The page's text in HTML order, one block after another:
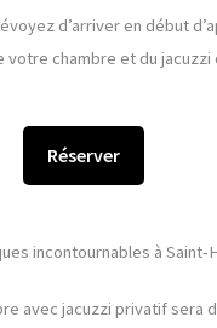
d’arriver en début
chambre et du jacuzzi
Réserver
incontournables à Saint-
avec jacuzzi privatif sera